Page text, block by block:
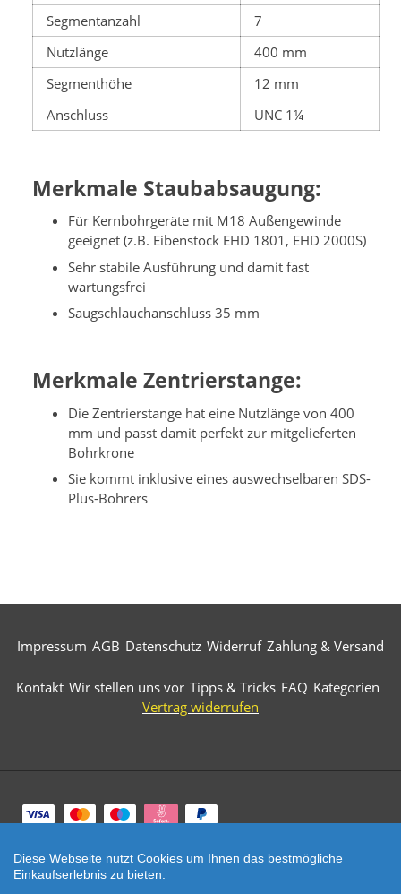
Segmentanzahl
7
Nutzlänge
400 mm
Segmenthöhe
12 mm
Anschluss
UNC 1¼
Merkmale Staubabsaugung:
Für Kernbohrgeräte mit M18 Außengewinde
geeignet (z.B. Eibenstock EHD 1801, EHD 2000S)
Sehr stabile Ausführung und damit fast
wartungsfrei
Saugschlauchanschluss 35 mm
Merkmale Zentrierstange:
Die Zentrierstange hat eine Nutzlänge von 400
mm und passt damit perfekt zur mitgelieferten
Bohrkrone
Sie kommt inklusive eines auswechselbaren SDS-
Plus-Bohrers
Impressum AGB Datenschutz Widerruf Zahlung & Versand
Kontakt Wir stellen uns vor Tipps & Tricks FAQ Kategorien
Vertrag widerrufen
Zahlungsarten
© 2026 Märkische Diamantwerkzeuge. All Rights
Reserved.
Diese Webseite nutzt Cookies um Ihnen das bestmögliche
Einkaufserlebnis zu bieten.